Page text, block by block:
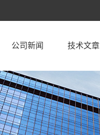
公司新闻 技术文章